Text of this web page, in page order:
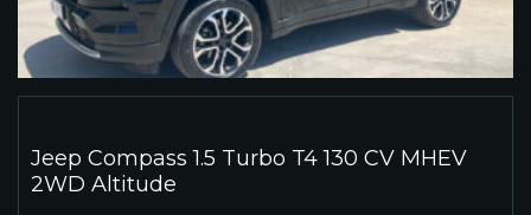
Jeep Compass 1.5 Turbo T4 130 CV MHEV
2WD Altitude